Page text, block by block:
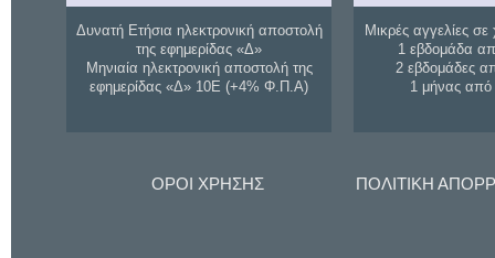
Δυνατή Ετήσια ηλεκτρονική αποστολή
της εφημερίδας «Δ»
Μηνιαία ηλεκτρονική αποστολή της
εφημερίδας «Δ» 10Ε (+4% Φ.Π.Α)
Μικρές αγγελίες σε
1 εβδομάδα
2 εβδομάδες
1 μήνας
ΟΡΟΙ ΧΡΗΣΗΣ ΠΟΛΙΤΙΚΗ